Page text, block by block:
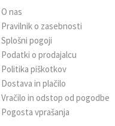
O nas
Pravilnik o zasebnosti
Splošni pogoji
Podatki o prodajalcu
Politika piškotkov
Dostava in plačilo
Vračilo in odstop od pogodbe
Pogosta vprašanja